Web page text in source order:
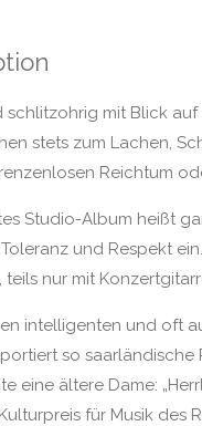
schlitzohrig mit Blick
stets zum Lachen,
Reichtum
Studio-Album heißt
und Respekt
nur mit
intelligenten und oft
so saarländische
eine ältere Dame:
für Musik des